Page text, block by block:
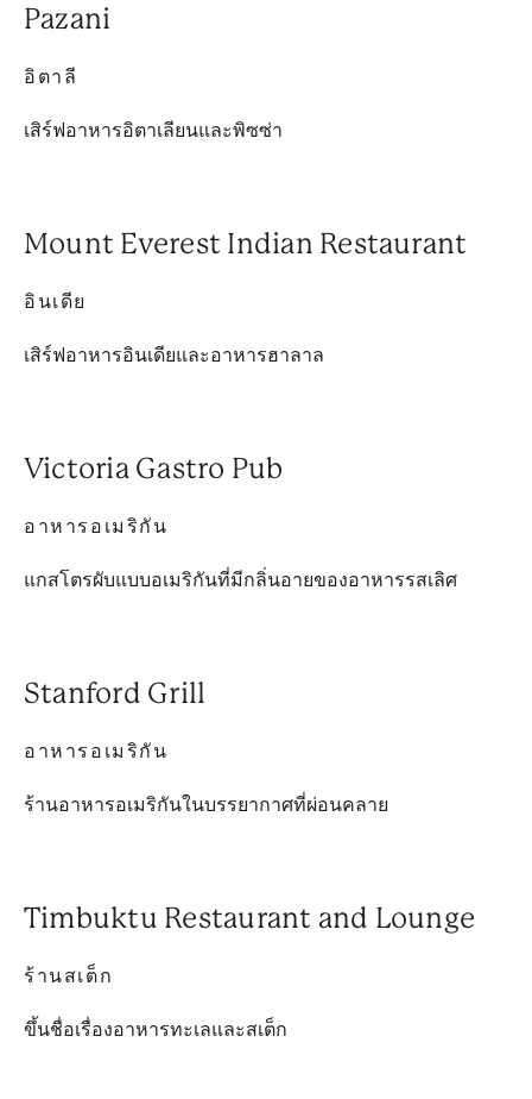
Pazani
อิตาลี
เสิร์ฟอาหารอิตาเลียนและพิซซ่า
Mount Everest Indian Restaurant
อินเดีย
เสิร์ฟอาหารอินเดียและอาหารฮาลาล
Victoria Gastro Pub
อาหารอเมริกัน
แกสโตรผับแบบอเมริกันที่มีกลิ่นอายของอาหารรสเลิศ
Stanford Grill
อาหารอเมริกัน
ร้านอาหารอเมริกันในบรรยากาศที่ผ่อนคลาย
Timbuktu Restaurant and Lounge
ร้านสเต็ก
ขึ้นชื่อเรื่องอาหารทะเลและสเต็ก